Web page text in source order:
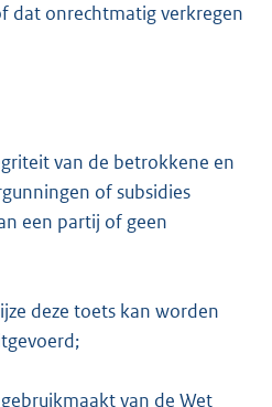
dat onrechtmatig verkregen
van de betrokkene en
of subsidies
een partij of geen
deze toets kan worden
van de Wet